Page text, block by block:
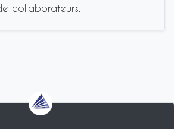
collaborateurs.